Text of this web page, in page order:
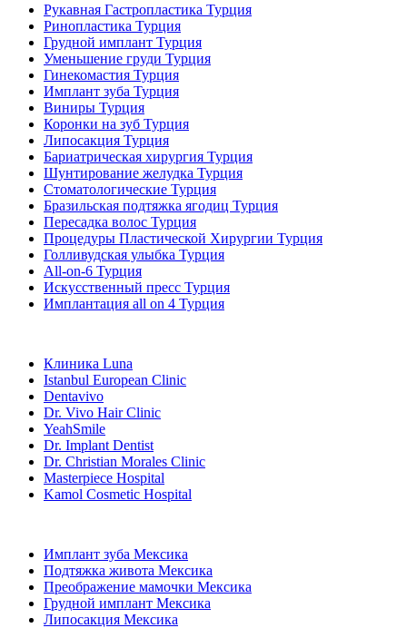
Рукавная Гастропластика Турция
Ринопластика Турция
Грудной имплант Турция
Уменьшение груди Турция
Гинекомастия Турция
Имплант зуба Турция
Виниры Турция
Коронки на зуб Турция
Липосакция Турция
Бариатрическая хирургия Турция
Шунтирование желудка Турция
Стоматологические Турция
Бразильская подтяжка ягодиц Турция
Пересадка волос Турция
Процедуры Пластической Хирургии Турция
Голливудская улыбка Турция
All-on-6 Турция
Искусственный пресс Турция
Имплантация all on 4 Турция
Клиника Luna
Istanbul European Clinic
Dentavivo
Dr. Vivo Hair Clinic
YeahSmile
Dr. Implant Dentist
Dr. Christian Morales Clinic
Masterpiece Hospital
Kamol Cosmetic Hospital
Имплант зуба Мексика
Подтяжка живота Мексика
Преображение мамочки Мексика
Грудной имплант Мексика
Липосакция Мексика